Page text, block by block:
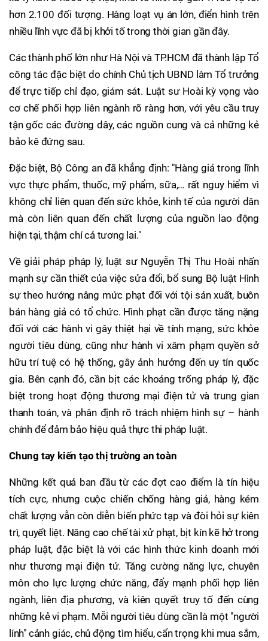
hơn 2.100 đối tượng. Hàng loạt vụ án lớn, điển hình trên
nhiều lĩnh vực đã bị khởi tố trong thời gian gần đây.
Các thành phố lớn như Hà Nội và TP.HCM đã thành lập Tổ
công tác đặc biệt do chính Chủ tịch UBND làm Tổ trưởng
để trực tiếp chỉ đạo, giám sát. Luật sư Hoài kỳ vọng vào
cơ chế phối hợp liên ngành rõ ràng hơn, với yêu cầu truy
tận gốc các đường dây, các nguồn cung và cả những kẻ
bảo kê đứng sau.
Đặc biệt, Bộ Công an đã khẳng định: "Hàng giả trong lĩnh
vực thực phẩm, thuốc, mỹ phẩm, sữa,… rất nguy hiểm vì
không chỉ liên quan đến sức khỏe, kinh tế của người dân
mà còn liên quan đến chất lượng của nguồn lao động
hiện tại, thậm chí cả tương lai."
Về giải pháp pháp lý, luật sư Nguyễn Thị Thu Hoài nhấn
mạnh sự cần thiết của việc sửa đổi, bổ sung Bộ luật Hình
sự theo hướng nâng mức phạt đối với tội sản xuất, buôn
bán hàng giả có tổ chức. Hình phạt cần được tăng nặng
đối với các hành vi gây thiệt hại về tính mạng, sức khỏe
người tiêu dùng, cũng như hành vi xâm phạm quyền sở
hữu trí tuệ có hệ thống, gây ảnh hưởng đến uy tín quốc
gia. Bên cạnh đó, cần bịt các khoảng trống pháp lý, đặc
biệt trong hoạt động thương mại điện tử và trung gian
thanh toán, và phân định rõ trách nhiệm hình sự – hành
chính để đảm bảo hiệu quả thực thi pháp luật.
Chung tay kiến tạo thị trường an toàn
Những kết quả ban đầu từ các đợt cao điểm là tín hiệu
tích cực, nhưng cuộc chiến chống hàng giả, hàng kém
chất lượng vẫn còn diễn biến phức tạp và đòi hỏi sự kiên
trì, quyết liệt. Nâng cao chế tài xử phạt, bịt kín kẽ hở trong
pháp luật, đặc biệt là với các hình thức kinh doanh mới
như thương mại điện tử. Tăng cường năng lực, chuyên
môn cho lực lượng chức năng, đẩy mạnh phối hợp liên
ngành, liên địa phương, và kiên quyết truy tố đến cùng
những kẻ vi phạm. Mỗi người tiêu dùng cần là một "người
lính" cảnh giác, chủ động tìm hiểu, cẩn trọng khi mua sắm,